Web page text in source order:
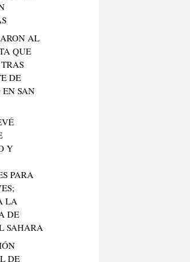
AL
QUE
DE
SAN
Y
PARA
LA
DE
SAHARA
DE